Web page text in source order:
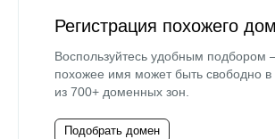
Регистрация похожего
Воспользуйтесь удобным подбором
похожее имя может быть свободно в
из 700+ доменных зон.
Подобрать домен